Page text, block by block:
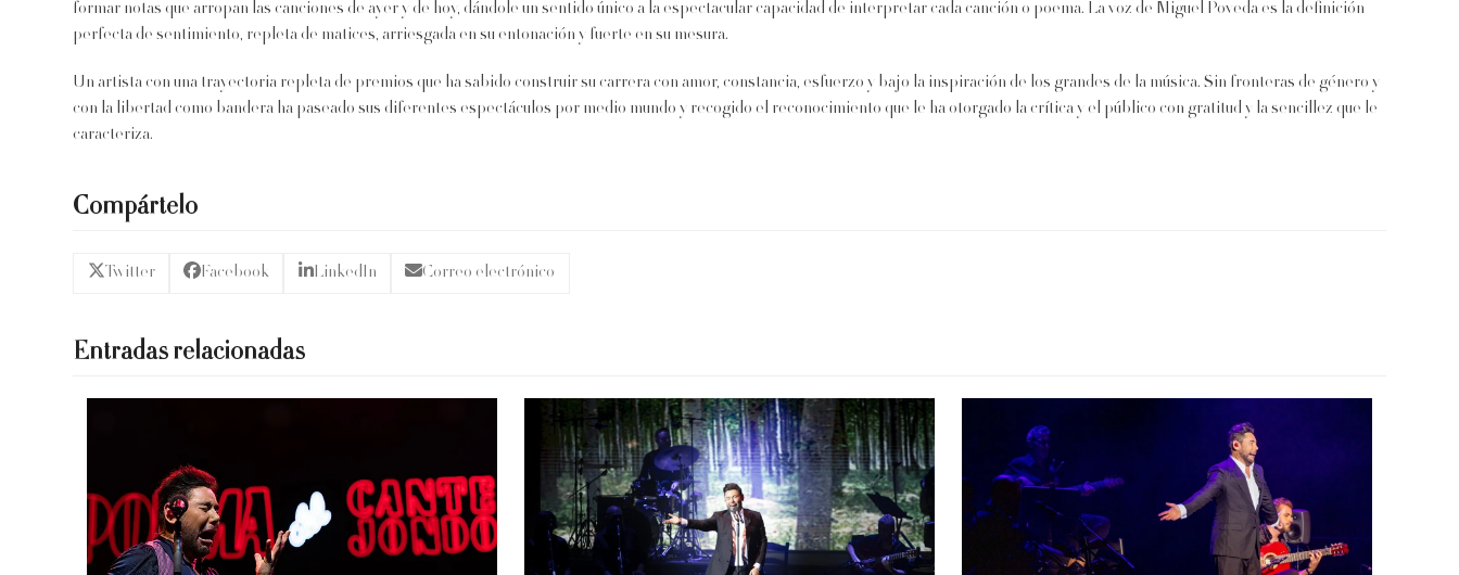
formar notas que arropan las canciones de ayer y de hoy, dándole un sentido único a la espectacular capacidad de interpretar cada canción o poema. La voz de Miguel Poveda es la definición
perfecta de sentimiento, repleta de matices, arriesgada en su entonación y fuerte en su mesura.
Un artista con una trayectoria repleta de premios que ha sabido construir su carrera con amor, constancia, esfuerzo y bajo la inspiración de los grandes de la música. Sin fronteras de género y
con la libertad como bandera ha paseado sus diferentes espectáculos por medio mundo y recogido el reconocimiento que le ha otorgado la crítica y el público con gratitud y la sencillez que le
caracteriza.
Compártelo
Twitter Facebook LinkedIn Correo electrónico
Entradas relacionadas